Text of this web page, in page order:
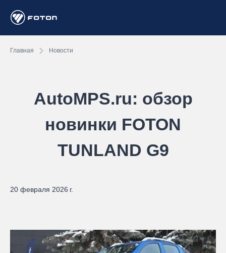
Главная Новости
AutoMPS.ru: обзор
новинки FOTON
TUNLAND G9
20 февраля 2026 г.